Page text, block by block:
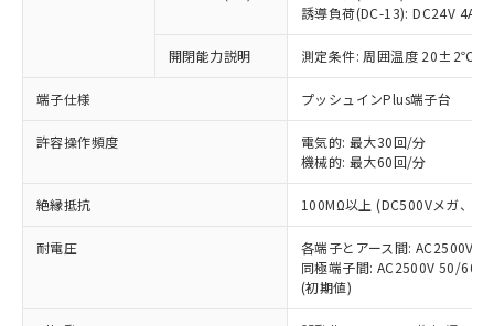
誘導負荷(DC-13): DC24V 4A/
開閉能力説明 測定条件: 周囲温度 20±2℃、
端子仕様 プッシュインPlus端子台
許容操作頻度
電気的: 最大30回/分
機械的: 最大60回/分
絶縁抵抗 100MΩ以上 (DC500Vメガ、点
耐電圧
各端子とアース間: AC2500V
同極端子間: AC2500V 50/
(初期値)
本サービスは、当社制御機器事業取扱
商品の当社在庫状況および標準価格
(税抜)を提供させていただくもので
当社制御機器事業取扱商品の中には、
本サービスの対象外となる商品もある
ことをご了承ください。
在庫状況および標準価格照会結果は、
記載している更新日時点での社内デー
タに基づき作成されるものであり、閲
覧された時点での実際の在庫および標
準価格とは異なる場合があることをご
調査・確認中：EU RoHS指令（10物質）の
非含有の対応状況を調査中または確認中の
非該当品：ライセンス料など無形物で、有
害物質有無と関係のない商品です。
仕入先様の事情により、非含有部品として
いたものが、含有品と判明した場合などや
むを得ず変更することがあります。
鉛(Pb) 1000ppm以下、 水銀(Hg) 1000ppm以下、 カド
六価クロム(Cr(Ⅵ)) 1000ppm以下、ポリ臭化ビフェニル
類(PBB) 1000ppm以下、ポリ臭化ジフェニルエーテル類
(PBDE) 1000ppm以下、フタル酸ビス(2-エチルヘキシ
※1 中国RoHS○×表
「○」：最大均質材料含有率が中国RoHSの
基準値以下であることを示します。
「×」：最大均質材料含有率が中国RoHSの
基準値を超えていることを示します。
「－」：未確認です。当社販売部門へお問
い合わせください。
*中国RoHS10物質の基準値 (GB/T26572)：
Pb(鉛) :1000ppm、 Hg(水銀) : 1000ppm、 Cd(カドミウ
Cr(Ⅵ)(六価クロム) : 1000ppm、 PBBs(ポリ臭化ビフェ
当社は、これら貴社製品のうち、外国
為替および外国貿易法に定める商品
（以下｢規制貨物等」という）を輸出
国政府の輸出許可(または役務取引許
可)を取得するなどの必要な手続きを